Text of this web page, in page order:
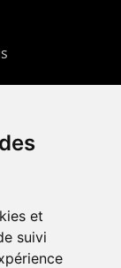
et
suivi